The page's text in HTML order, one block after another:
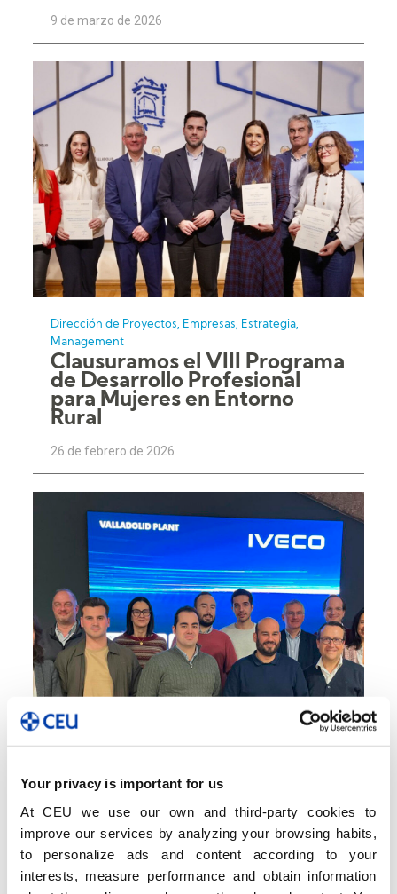
Your privacy is important for us
At CEU we use our own and third-party cookies to
improve our services by analyzing your browsing habits,
to personalize ads and content according to your
interests, measure performance and obtain information
9 de marzo de 2026
Dirección de Proyectos Empresas Estrategia,
Management
Clausuramos el VIII Programa
de Desarrollo Profesional
para Mujeres en Entorno
Rural
26 de febrero de 2026
Nuestros alumnos del
Executive MBA celebran
sesión en la factoría de
IVECO
23 de febrero de 2026